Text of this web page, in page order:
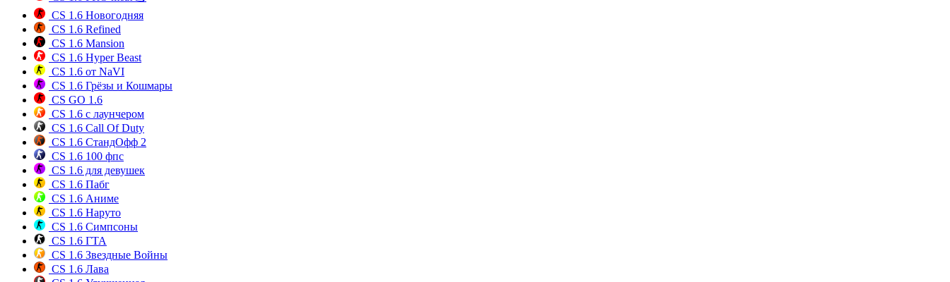
CS 1.6 Новогодняя
CS 1.6 Refined
CS 1.6 Mansion
CS 1.6 Hyper Beast
CS 1.6 от NaVI
CS 1.6 Грёзы и Кошмары
CS GO 1.6
CS 1.6 с лаунчером
CS 1.6 Call Of Duty
CS 1.6 СтандОфф 2
CS 1.6 100 фпс
CS 1.6 для девушек
CS 1.6 Пабг
CS 1.6 Аниме
CS 1.6 Наруто
CS 1.6 Симпсоны
CS 1.6 ГТА
CS 1.6 Звездные Войны
CS 1.6 Лава